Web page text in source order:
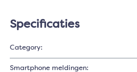
Specificaties
Category:
Smartphone meldingen: